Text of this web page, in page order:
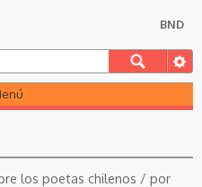
BND
los poetas chilenos / por